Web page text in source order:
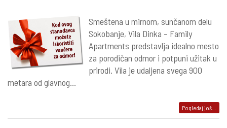
Smeštena u mirnom, sunčanom delu
Sokobanje, Vila Dinka – Family
Apartments predstavlja idealno mesto
za porodičan odmor i potpuni užitak u
prirodi. Vila je udaljena svega 900
metara od glavnog...
Pogledaj još...